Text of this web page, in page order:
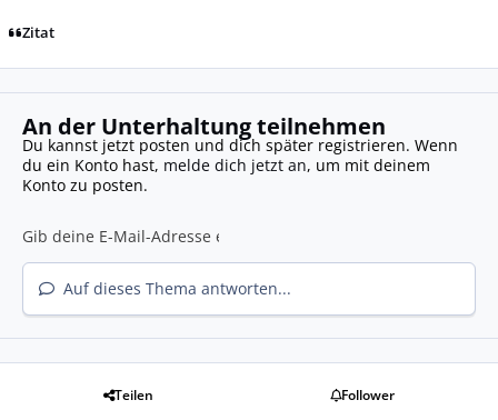
Zitat
An der Unterhaltung teilnehmen
Du kannst jetzt posten und dich später registrieren. Wenn
du ein Konto hast, melde dich jetzt an, um mit deinem
Konto zu posten.
Auf dieses Thema antworten...
Teilen Follower